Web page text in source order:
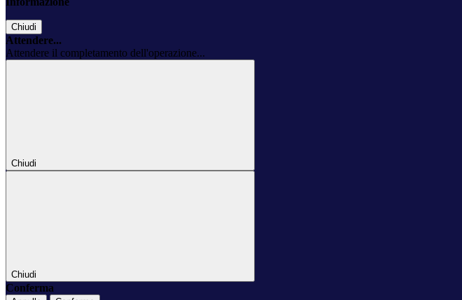
Chiudi
Attendere...
Attendere il completamento dell'operazione...
Chiudi
Chiudi
Conferma